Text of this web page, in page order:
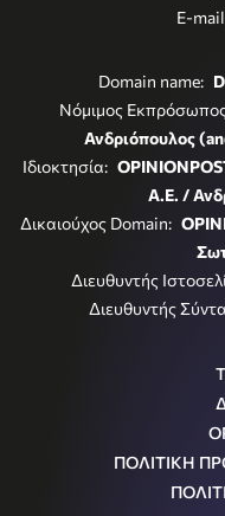
E-
Domain name:
Νόμιμος
Ανδριόπουλος
Ιδιοκτησία:
Α.Ε. /
Δικαιούχος Domain:
Διευθυντής
Διευθυντής
ΠΟΛΙΤΙΚΗ